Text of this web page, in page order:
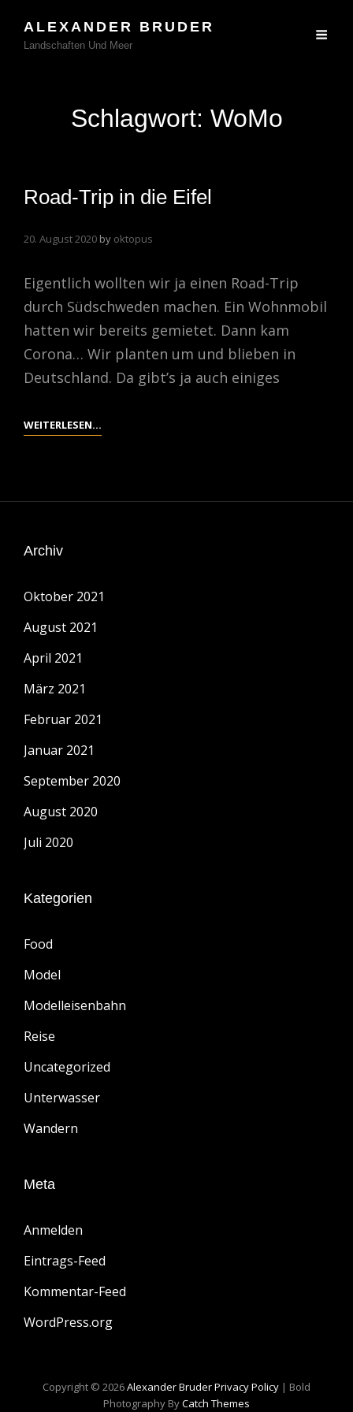
ALEXANDER BRUDER
Landschaften Und Meer
Schlagwort: WoMo
Road-Trip in die Eifel
20. August 2020 by oktopus
Eigentlich wollten wir ja einen Road-Trip
durch Südschweden machen. Ein Wohnmobil
hatten wir bereits gemietet. Dann kam
Corona… Wir planten um und blieben in
Deutschland. Da gibt’s ja auch einiges
WEITERLESEN…
EIFEL
Archiv
Oktober 2021
August 2021
April 2021
März 2021
Februar 2021
Januar 2021
September 2020
August 2020
Juli 2020
Kategorien
Food
Model
Modelleisenbahn
Reise
Uncategorized
Unterwasser
Wandern
Meta
Anmelden
Eintrags-Feed
Kommentar-Feed
WordPress.org
Copyright © 2026Alexander BruderPrivacy Policy | Bold
Photography ByCatch Themes